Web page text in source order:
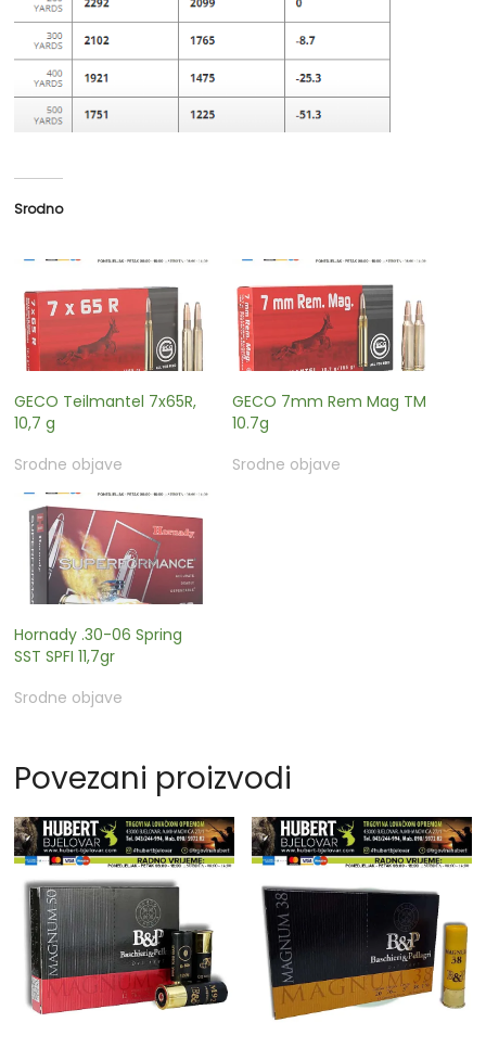
Srodno
GECO Teilmantel 7x65R,
10,7 g
Srodne objave
GECO 7mm Rem Mag TM
10.7g
Srodne objave
Hornady .30-06 Spring
SST SPFI 11,7gr
Srodne objave
Povezani proizvodi